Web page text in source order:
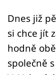
Sledujte nás
Dnes již
si chce jít
hodně
společně